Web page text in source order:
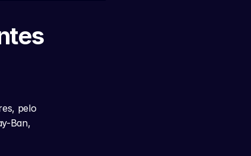
pelo
Ban,